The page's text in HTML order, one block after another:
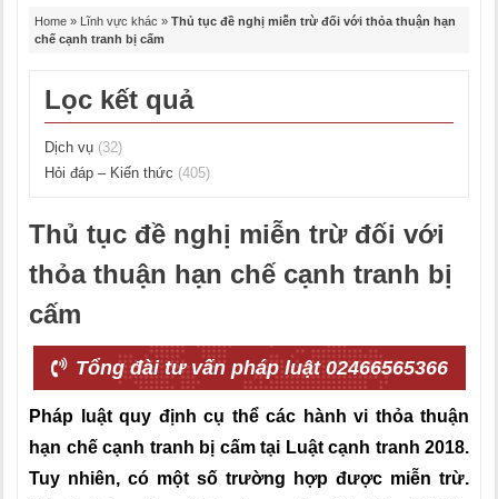
Home » Lĩnh vực khác » Thủ tục đề nghị miễn trừ đối với thỏa thuận hạn
chế cạnh tranh bị cấm
Lọc kết quả
Dịch vụ (32)
Hỏi đáp – Kiến thức (405)
Thủ tục đề nghị miễn trừ đối với
thỏa thuận hạn chế cạnh tranh bị
cấm
Tổng đài tư vấn pháp luật 02466565366
Pháp luật quy định cụ thể các hành vi thỏa thuận
hạn chế cạnh tranh bị cấm tại Luật cạnh tranh 2018.
Tuy nhiên, có một số trường hợp được miễn trừ.